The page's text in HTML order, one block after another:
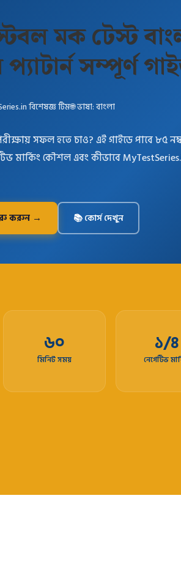
মক টেস্ট
সম্পূর্ণ
বিশেষজ্ঞ টিম🌐 ভাষা: বাংলা
সফল হতে চাও? এই গাইডে পাবে ৮৫
মার্কিং কৌশল এবং কীভাবে
করুন → 📚 কোর্স দেখুন
৬০
মিনিট সময়
১/৪
নেগেটিভ